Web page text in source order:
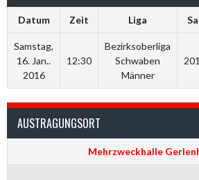
Datum Zeit Liga
Samstag,
16. Jan..
2016
12:30
Bezirksoberliga
Schwaben
Männer
AUSTRAGUNGSORT
Mehrzweckhalle